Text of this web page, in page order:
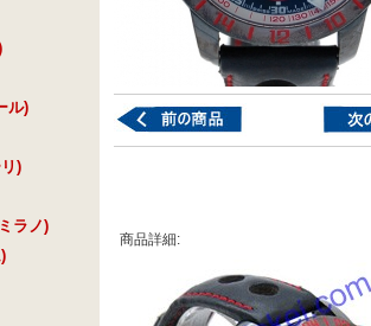
ル)
)
ラノ)
商品詳細: